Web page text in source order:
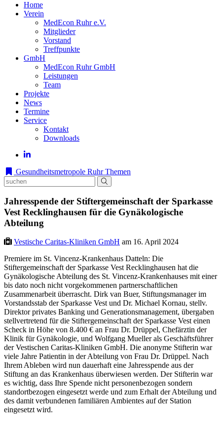
Home
Verein
MedEcon Ruhr e.V.
Mitglieder
Vorstand
Treffpunkte
GmbH
MedEcon Ruhr GmbH
Leistungen
Team
Projekte
News
Termine
Service
Kontakt
Downloads
Gesundheitsmetropole Ruhr Themen
Jahresspende der Stiftergemeinschaft der Sparkasse
Vest Recklinghausen für die Gynäkologische
Abteilung
Vestische Caritas-Kliniken GmbH am 16. April 2024
Premiere im St. Vincenz-Krankenhaus Datteln: Die
Stiftergemeinschaft der Sparkasse Vest Recklinghausen hat die
Gynäkologische Abteilung des St. Vincenz-Krankenhauses mit einer
bis dato noch nicht vorgekommenen partnerschaftlichen
Zusammenarbeit überrascht. Dirk van Buer, Stiftungsmanager im
Vorstandsstab der Sparkasse Vest und Dr. Michael Kornau, stellv.
Direktor privates Banking und Generationsmanagement, übergaben
stellvertretend für die Stiftergemeinschaft der Sparkasse Vest einen
Scheck in Höhe von 8.400 € an Frau Dr. Drüppel, Chefärztin der
Klinik für Gynäkologie, und Wolfgang Mueller als Geschäftsführer
der Vestischen Caritas-Kliniken GmbH. Die anonyme Stifterin war
viele Jahre Patientin in der Abteilung von Frau Dr. Drüppel. Nach
Ihrem Ableben wird nun dauerhaft eine Jahresspende aus der
Stiftung an das Krankenhaus überwiesen werden. Der Stifterin war
es wichtig, dass Ihre Spende nicht personenbezogen sondern
standortbezogen eingesetzt werde und zum Erhalt der Abteilung und
des damit verbundenen familiären Ambientes auf der Station
eingesetzt wird.